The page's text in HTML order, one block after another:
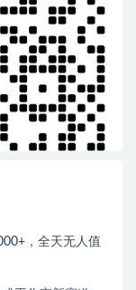
，全天无人值